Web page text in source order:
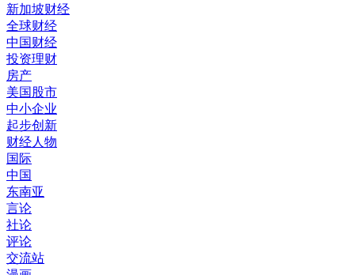
新加坡财经
全球财经
中国财经
投资理财
房产
美国股市
中小企业
起步创新
财经人物
国际
中国
东南亚
言论
社论
评论
交流站